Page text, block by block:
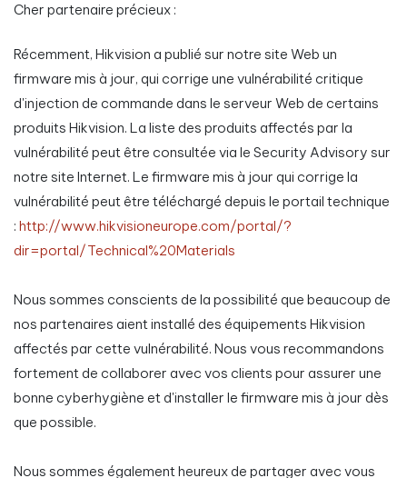
Cher partenaire précieux :
Récemment, Hikvision a publié sur notre site Web un
firmware mis à jour, qui corrige une vulnérabilité critique
d'injection de commande dans le serveur Web de certains
produits Hikvision. La liste des produits affectés par la
vulnérabilité peut être consultée via le Security Advisory sur
notre site Internet. Le firmware mis à jour qui corrige la
vulnérabilité peut être téléchargé depuis le portail technique
: http://www.hikvisioneurope.com/portal/?
dir=portal/Technical%20Materials
Nous sommes conscients de la possibilité que beaucoup de
nos partenaires aient installé des équipements Hikvision
affectés par cette vulnérabilité. Nous vous recommandons
fortement de collaborer avec vos clients pour assurer une
bonne cyberhygiène et d'installer le firmware mis à jour dès
que possible.
Nous sommes également heureux de partager avec vous